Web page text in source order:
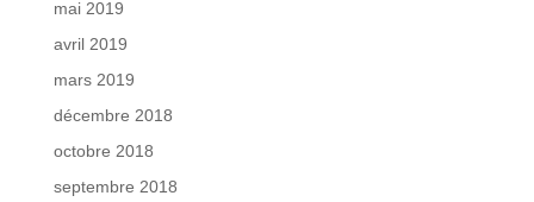
mai 2019
avril 2019
mars 2019
décembre 2018
octobre 2018
septembre 2018